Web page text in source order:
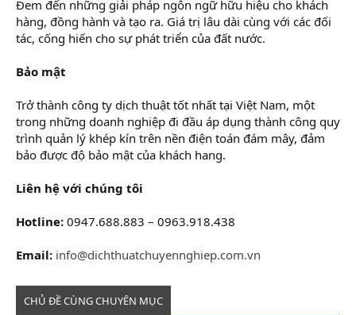
Đem đến những giải pháp ngôn ngữ hữu hiệu cho khách
hàng, đồng hành và tạo ra. Giá trị lâu dài cùng với các đối
tác, cống hiến cho sự phát triển của đất nước.
Bảo mật
Trở thành công ty dịch thuật tốt nhất tại Việt Nam, một
trong những doanh nghiệp đi đầu áp dụng thành công quy
trình quản lý khép kín trên nền điện toán đám mây, đảm
bảo được độ bảo mật của khách hang.
Liên hệ với chúng tôi
Hotline: 0947.688.883 – 0963.918.438
Email: info@dichthuatchuyennghiep.com.vn
CHỦ ĐỀ CÙNG CHUYÊN MỤC